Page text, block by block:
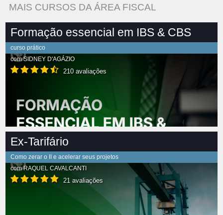
MAIS CURSOS DA ÁREA FISCAL
Formação essencial em IBS & CBS
curso prático
comSIDNEY D'AGÁZIO
210 avaliações
Ex-Tarifário
Como zerar o II e acelerar seus projetos
comRAQUEL CAVALCANTI
21 avaliações